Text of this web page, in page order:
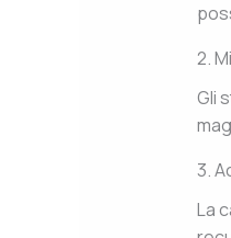
2.
Gli
3.
La